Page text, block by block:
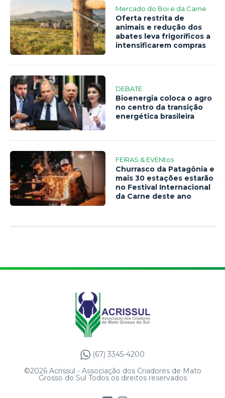
Mercado do Boi e da Carne
Oferta restrita de
animais e redução dos
abates leva frigoríficos a
intensificarem compras
DEBATE
Bioenergia coloca o agro
no centro da transição
energética brasileira
FEIRAS & EVENtos
Churrasco da Patagônia e
mais 30 estações estarão
no Festival Internacional
da Carne deste ano
(67) 3345-4200
©2026 Acrissul - Associação dos Criadores de Mato
Grosso do Sul Todos os direitos reservados